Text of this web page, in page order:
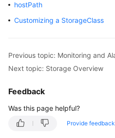
Getting
Started
Guide
API
Reference
hostPath
Customizing a StorageClass
Next topic: Storage Overview
Feedback
Was this page helpful?
Provide feedback